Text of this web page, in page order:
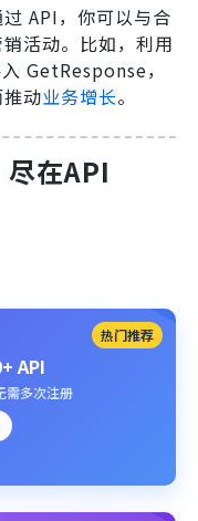
API，你可以与合
活动。比如，利用
GetResponse，
动业务增长。
尽在API
热门推荐
API
需多次注册